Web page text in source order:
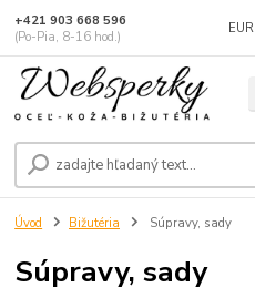
EUR
+421 903 668 596
(Po-Pia, 8-16 hod.)
Úvod Bižutéria Súpravy, sady
Súpravy, sady